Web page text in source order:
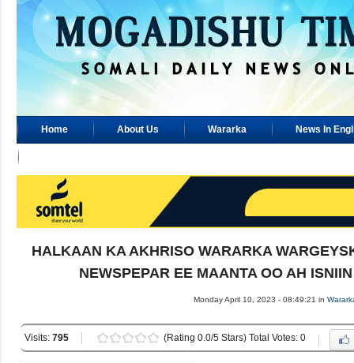
Home About Us Wararka News In
HALKAAN KA AKHRISO WARARKA
NEWSPEPAR EE MAANTA OO AH
Monday April 10, 2023 - 08:49:21 in
Visits: 795 (Rating 0.0/5 Stars) Total Votes: 0